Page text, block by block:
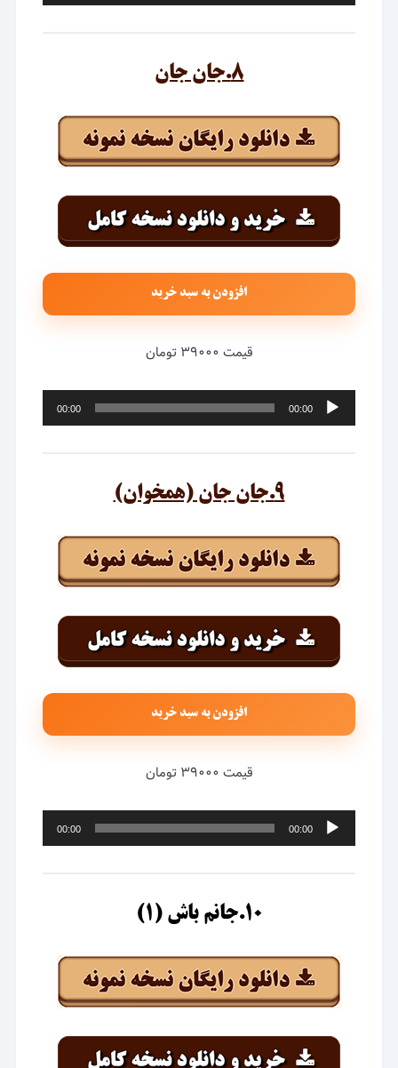
۸.جان جان
افزودن به سبد خرید
قیمت ۳۹۰۰۰ تومان
پخش‌کننده
صوت
00:00
00:00
۹.جان جان (همخوان)
افزودن به سبد خرید
قیمت ۳۹۰۰۰ تومان
پخش‌کننده
صوت
00:00
00:00
۱۰.جانم باش (۱)